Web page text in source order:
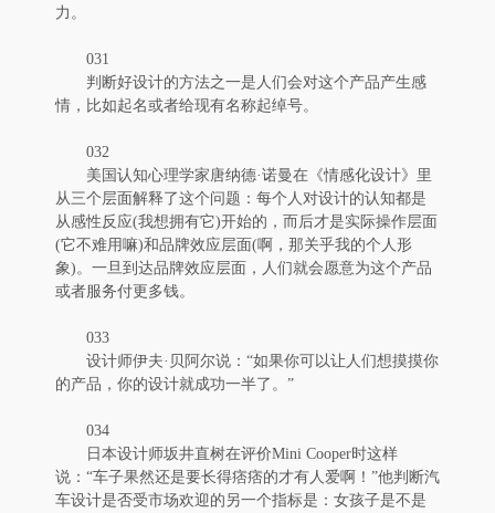
力。
031
判断好设计的方法之一是人们会对这个产品产生感
情，比如起名或者给现有名称起绰号。
032
美国认知心理学家唐纳德·诺曼在《情感化设计》里
从三个层面解释了这个问题：每个人对设计的认知都是
从感性反应(我想拥有它)开始的，而后才是实际操作层面
(它不难用嘛)和品牌效应层面(啊，那关乎我的个人形
象)。一旦到达品牌效应层面，人们就会愿意为这个产品
或者服务付更多钱。
033
设计师伊夫·贝阿尔说：“如果你可以让人们想摸摸你
的产品，你的设计就成功一半了。”
034
日本设计师坂井直树在评价Mini Cooper时这样
说：“车子果然还是要长得痞痞的才有人爱啊！”他判断汽
车设计是否受市场欢迎的另一个指标是：女孩子是不是